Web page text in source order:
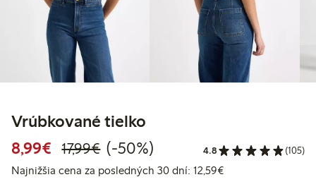
Vrúbkované tielko
8,99€ Zvýhodnená cena: 8,99 €
17,99€Bežná cena: 17,99 €
50% zľava
(-50%) 4.8 (105)
Najnižšia cena za posledných 30 dní: 12,59€Najnižšia cena za